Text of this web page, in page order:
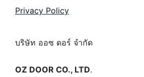
Privacy Policy
บริษัท ออซ ดอร์ จำกัด
OZ DOOR CO., LTD.